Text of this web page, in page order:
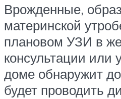
Врожденные,
материнской
плановом УЗИ в
консультации или
доме обнаружит
будет проводить